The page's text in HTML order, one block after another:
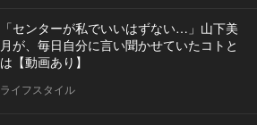
「センターが私でいいはずない…」山下美
月が、毎日自分に言い聞かせていたコトと
は【動画あり】
ライフスタイル